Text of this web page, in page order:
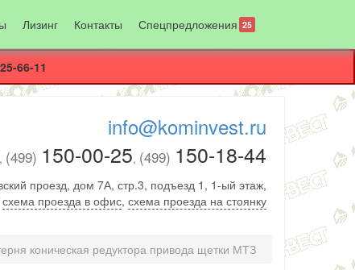
Лизинг Контакты Спецпредложения 25
66-11
info@kominvest.ru
, (499) 150-00-25, (499) 150-18-44
проезд, дом 7А, стр.3, подъезд 1, 1-ый этаж,
схема проезда в офис, схема проезда на стоянку
коническая редуктора привода щетки МТЗ